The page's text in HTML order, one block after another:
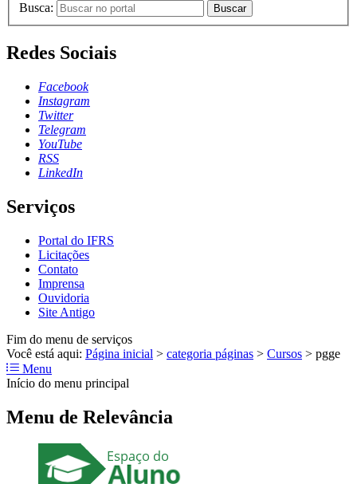
Busca: Buscar
Redes Sociais
Facebook
Instagram
Twitter
Telegram
YouTube
RSS
LinkedIn
Serviços
Portal do IFRS
Licitações
Contato
Imprensa
Ouvidoria
Site Antigo
Fim do menu de serviços
Você está aqui: Página inicial > categoria páginas > Cursos > pgge
Menu
Início do menu principal
Menu de Relevância